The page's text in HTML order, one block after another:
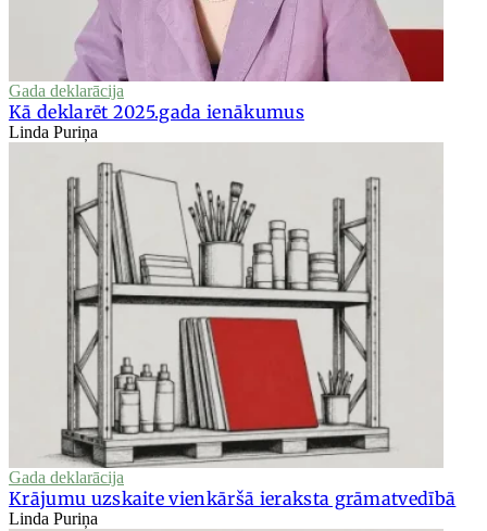
Gada deklarācija
Kā deklarēt 2025.gada ienākumus
Linda Puriņa
Gada deklarācija
Krājumu uzskaite vienkāršā ieraksta grāmatvedībā
Linda Puriņa